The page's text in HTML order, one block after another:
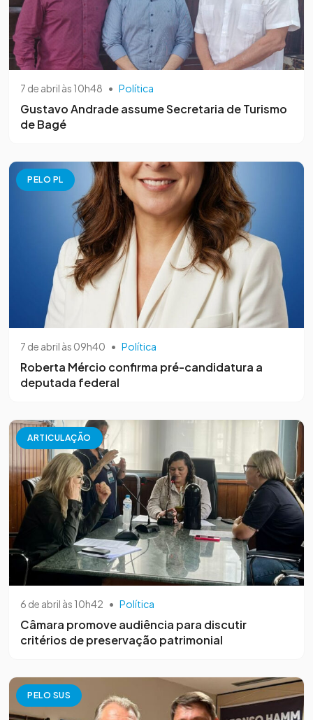
7 de abril às 10h48 • Política
Gustavo Andrade assume Secretaria de Turismo
de Bagé
PELO PL
7 de abril às 09h40 • Política
Roberta Mércio confirma pré-candidatura a
deputada federal
ARTICULAÇÃO
6 de abril às 10h42 • Política
Câmara promove audiência para discutir
critérios de preservação patrimonial
PELO SUS